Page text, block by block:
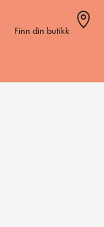
Finn din butikk